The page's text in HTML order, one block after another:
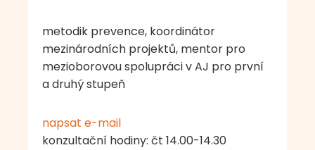
metodik prevence, koordinátor
mezinárodních projektů, mentor pro
mezioborovou spolupráci v AJ pro první
a druhý stupeň
napsat e-mail
konzultační hodiny: čt 14.00-14.30